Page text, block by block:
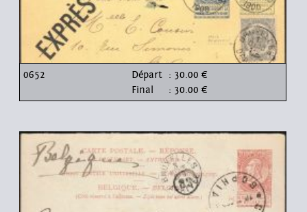
0652 Départ : 30.00 €
Final
: 30.00 €